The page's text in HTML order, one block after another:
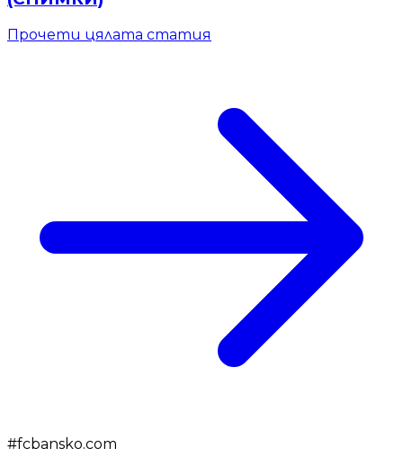
Прочети цялата статия
#fcbansko.com